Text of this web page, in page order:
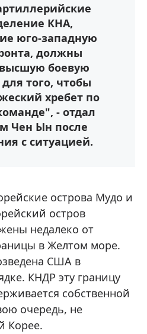
КНА,
юго-западную
должны
боевую
для того, чтобы
хребет по
- отдал
Чен Ын после
с ситуацией.
острова Мудо и
остров
недалеко от
в Желтом море.
США в
КНДР эту границу
собственной
очередь, не
Корее.